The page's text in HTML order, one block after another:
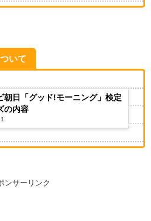
いて
朝日「グッド!モーニング」検定
の内容
ンサーリンク